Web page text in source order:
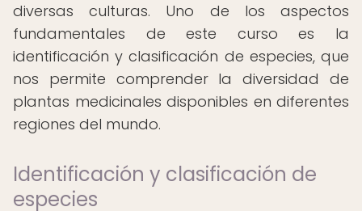
diversas culturas. Uno de los aspectos
fundamentales de este curso es la
identificación y clasificación de especies, que
nos permite comprender la diversidad de
plantas medicinales disponibles en diferentes
regiones del mundo.
Identificación y clasificación de
especies